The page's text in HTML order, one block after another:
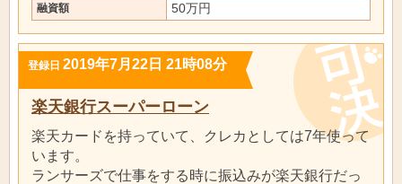
融資額 50万円
登録日 2019年7月22日 21時08分
楽天銀行スーパーローン
楽天カードを持っていて、クレカとしては7年使って
います。
ランサーズで仕事をする時に振込みが楽天銀行だっ